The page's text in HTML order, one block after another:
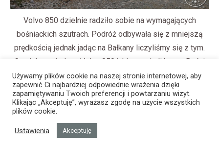
Volvo 850 dzielnie radziło sobie na wymagających
bośniackich szutrach. Podróż odbywała się z mniejszą
prędkością jednak jadąc na Bałkany liczyliśmy się z tym.
Co ciekawe jedyne Volvo 850 jakie spotkaliśmy w Bośni
należało do Polaków 🙂
Używamy plików cookie na naszej stronie internetowej, aby
zapewnić Ci najbardziej odpowiednie wrażenia dzięki
zapamiętywaniu Twoich preferencji i powtarzaniu wizyt.
Klikając „Akceptuję”, wyrażasz zgodę na użycie wszystkich
plików cookie.
Ustawienia Akceptuję